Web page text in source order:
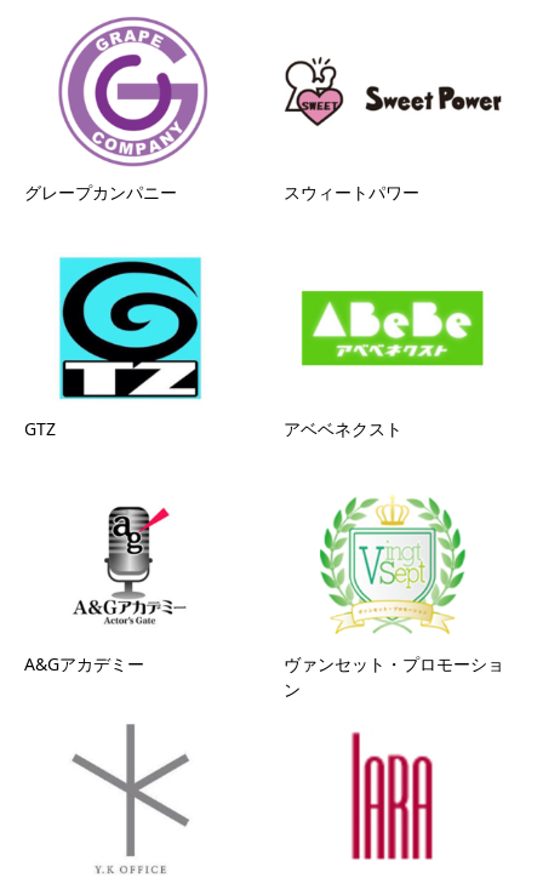
グレープカンパニー スウィートパワー
GTZ アベベネクスト
A&Gアカデミー
ヴァンセット・プロモーショ
ン